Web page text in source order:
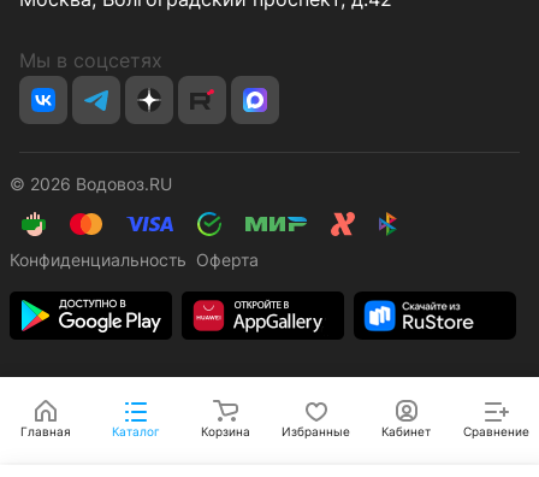
Мы в соцсетях
© 2026 Водовоз.RU
Конфиденциальность Оферта
Главная Каталог Корзина Избранные Кабинет Сравнение